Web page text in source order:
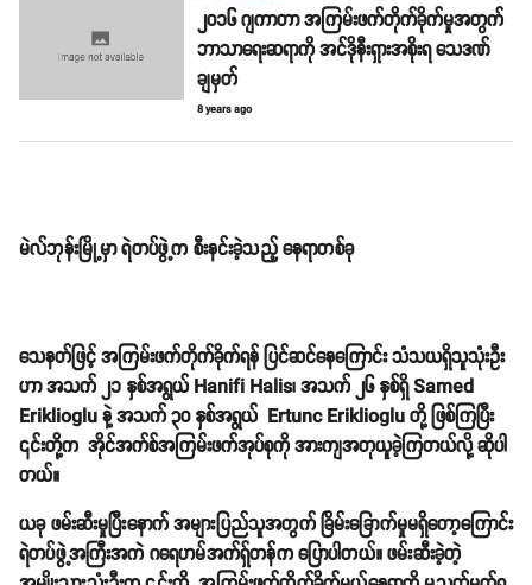
၂၀၁၆ ဂျကာတာ အကြမ်းဖက်တိုက်ခိုက်မှုအတွက်
ဘာသာရေးဆရာကို အင်ဒိုနီးရှားအစိုးရ သေဒဏ်
ချမှတ်
8 years ago